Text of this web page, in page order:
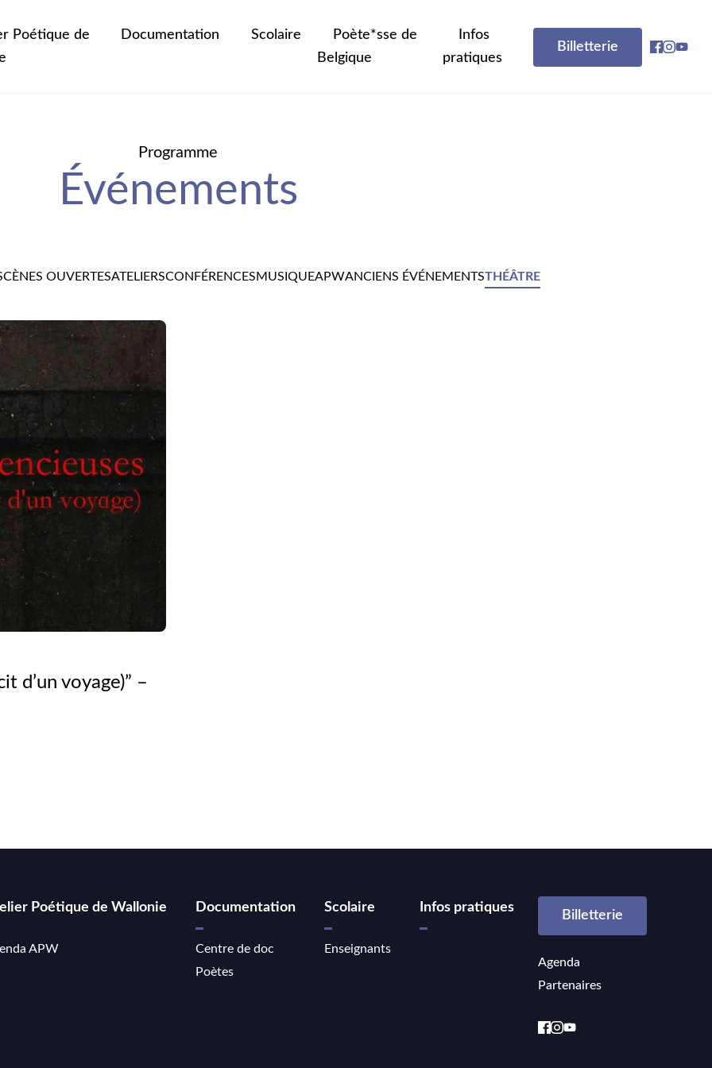
Poétique de
Documentation Scolaire
Poète*sse de
Belgique
Infos
pratiques
Billetterie
Programme
Événements
OUVERTESATELIERSCONFÉRENCESMUSIQUEAPWANCIENS ÉVÉNEMENTSTHÉÂTRE
d’un voyage)” –
Poétique de Wallonie
APW
Documentation
Centre de doc
Poètes
Scolaire
Enseignants
Infos pratiques
Billetterie
Agenda
Partenaires